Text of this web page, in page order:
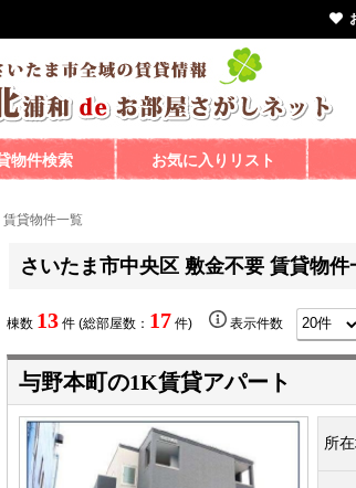
物件検索 お気に入りリスト
貸物件一覧
さいたま市中央区 敷金不要 賃貸物件
棟数 13 件 (総部屋数： 17 件) 表示件数
与野本町の1K賃貸アパート
所